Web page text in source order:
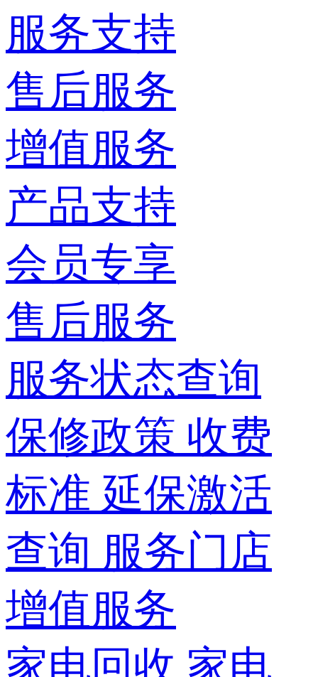
服务支持
售后服务
增值服务
产品支持
会员专享
售后服务
服务状态查询
保修政策 收费
标准 延保激活
查询 服务门店
增值服务
家电回收 家电